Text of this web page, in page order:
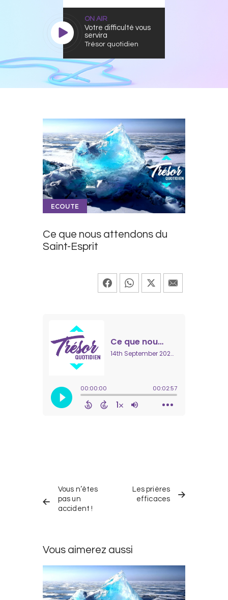
ON AIR
Votre difficulté vous
servira
Trésor quotidien
ECOUTE
Ce que nous attendons du
Saint-Esprit
dans
les
QUOTIDIEN
PRÉCÉDENT
Vous n’êtes
pas un
accident !
QUOTIDIEN
SUIVANT
Les prières
efficaces
Vous aimerez aussi